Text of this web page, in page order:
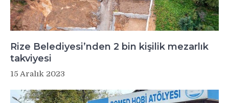
Rize Belediyesi’nden 2 bin kişilik mezarlık
takviyesi
15 Aralık 2023